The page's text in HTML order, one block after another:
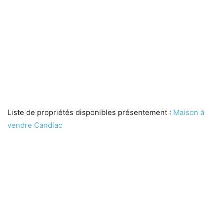
Liste de propriétés disponibles présentement : Maison à
vendre Candiac